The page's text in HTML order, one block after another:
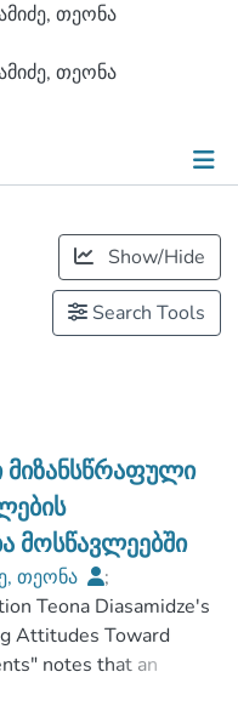
თეონა
თეონა
Show/Hide
Search Tools
მიზანსწრაფული
მოსწავლეებში
თეონა
;
;
და
Teona Diasamidze's
Attitudes Toward
notes that an
national curriculum,